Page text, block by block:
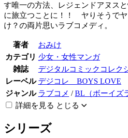
す唯一の方法、レジェンドアヌス
に旅立つことに！！ ヤりそうで
け？の両片思いラブコメディ。
著者
おみけ
カテゴリ 少女・女性マンガ
雑誌
デジタルコミックコレク
レーベル デジコレ BOYS LOVE
ジャンル ラブコメ /BL（ボーイズ
詳細を見る とじる
シリーズ